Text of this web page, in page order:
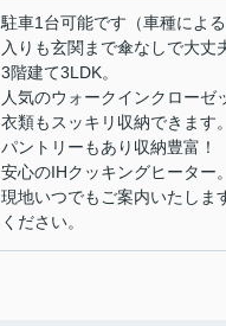
駐車1台可能です（車種によ
入りも玄関まで傘なしで大丈
3階建て3LDK。
人気のウォークインクローゼ
衣類もスッキリ収納できます。
パントリーもあり収納豊富！
安心のIHクッキングヒーター。
現地いつでもご案内いたしま
ください。